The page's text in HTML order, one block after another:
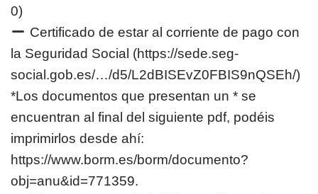
0)
Certificado de estar al corriente de pago con
la Seguridad Social (https://sede.seg-
social.gob.es/…/d5/L2dBISEvZ0FBIS9nQSEh/)
*Los documentos que presentan un * se
encuentran al final del siguiente pdf, podéis
imprimirlos desde ahí:
https://www.borm.es/borm/documento?
obj=anu&id=771359.